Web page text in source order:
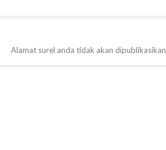
Alamat surel anda tidak akan dipublikasikan